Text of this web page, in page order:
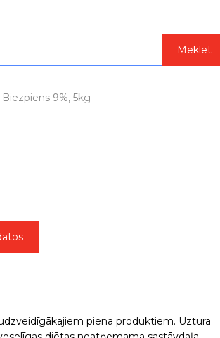
Meklēt
Biezpiens 9%, 5kg
piena produktiem. Uztura